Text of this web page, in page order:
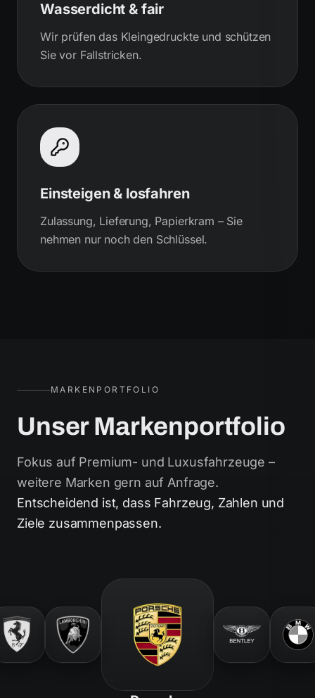
Wasserdicht & fair
Wir prüfen das Kleingedruckte und schützen
Sie vor Fallstricken.
Einsteigen & losfahren
Zulassung, Lieferung, Papierkram – Sie
nehmen nur noch den Schlüssel.
MARKENPORTFOLIO
Unser Markenportfolio
Fokus auf Premium- und Luxusfahrzeuge –
weitere Marken gern auf Anfrage.
Entscheidend ist, dass Fahrzeug, Zahlen und
Ziele zusammenpassen.